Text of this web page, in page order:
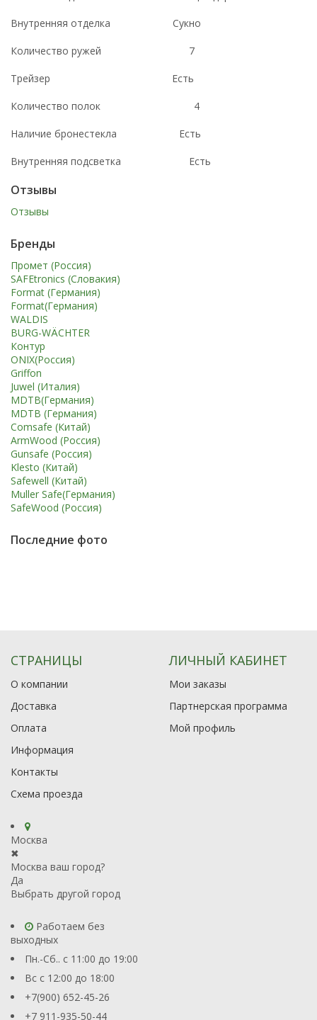
Внутренняя отделка Сукно
Количество ружей 7
Трейзер Есть
Количество полок 4
Наличие бронестекла Есть
Внутренняя подсветка Есть
Отзывы
Отзывы
Бренды
Промет (Россия)
SAFEtronics (Словакия)
Format (Германия)
Format(Германия)
WALDIS
BURG-WÄCHTER
Контур
ONIX(Россия)
Griffon
Juwel (Италия)
MDTB(Германия)
MDTB (Германия)
Comsafe (Китай)
ArmWood (Россия)
Gunsafe (Россия)
Klesto (Китай)
Safewell (Китай)
Muller Safe(Германия)
SafeWood (Россия)
Последние фото
СТРАНИЦЫ
О компании
Доставка
Оплата
Информация
Контакты
Схема проезда
ЛИЧНЫЙ КАБИНЕТ
Мои заказы
Партнерская программа
Мой профиль
Москва
✖
Москва ваш город?
Да
Выбрать другой город
Работаем без
выходных
Пн.-Сб.. с 11:00 до 19:00
Вс с 12:00 до 18:00
+7(900) 652-45-26
+7 911-935-50-44